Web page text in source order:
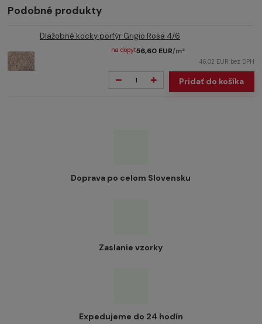
Podobné produkty
Dlažobné kocky porfýr Grigio Rosa 4/6
56,60 EUR/m²
46,02 EUR bez DPH
na dopyt
Pridať do košíka
Doprava po celom Slovensku
Zaslanie vzorky
Expedujeme do 24 hodín